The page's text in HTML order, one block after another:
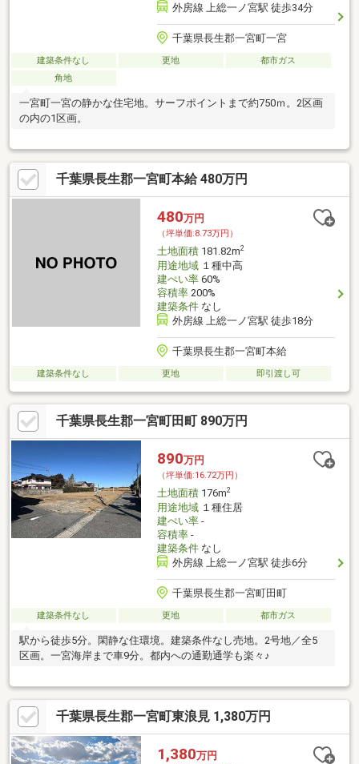
外房線 上総一ノ宮駅 徒歩34分
千葉県長生郡一宮町一宮
建築条件なし 更地
都市ガス
角地
一宮町一宮の静かな住宅地。サーフポイントまで約750ｍ。2区画
の内の1区画。
千葉県長生郡一宮町本給 480万円
480万円
（坪単価:8.73万円）
土地面積181.82m2
用途地域１種中高
建ぺい率60%
容積率200%
建築条件なし
外房線 上総一ノ宮駅 徒歩18分
千葉県長生郡一宮町本給
建築条件なし 更地 即引渡し可
千葉県長生郡一宮町田町 890万円
890万円
（坪単価:16.72万円）
土地面積176m2
用途地域１種住居
建ぺい率-
容積率-
建築条件なし
外房線 上総一ノ宮駅 徒歩6分
千葉県長生郡一宮町田町
建築条件なし 更地 都市ガス
駅から徒歩5分。閑静な住環境。建築条件なし売地。2号地／全5
区画。一宮海岸まで車9分。都内への通勤通学も楽々♪
千葉県長生郡一宮町東浪見 1,380万円
1,380万円